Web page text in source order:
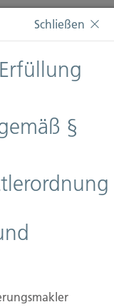
Sie weiterhin
SeiteDatenschutz
Schließen
§